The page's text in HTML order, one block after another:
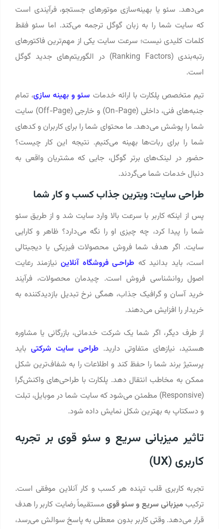
می‌دهد. سئو یا بهینه‌سازی موتورهای جستجو، فرآیندی است
که سایت شما را به زبان گوگل ترجمه می‌کند. اما سئو فقط
کلمات کلیدی نیست؛ سرعت سایت یکی از مهم‌ترین فاکتورهای
رتبه‌بندی (Ranking Factors) در الگوریتم‌های جدید گوگل
است.
تیم متخصص پلکارت با ارائه خدماتسئو و بهینه سازی، تمام
جنبه‌های فنی، داخلی (On-Page) و خارجی (Off-Page) سایت
شما را پوشش می‌دهد. ما محتوای شما را برای کاربران و کدهای
شما را برای ربات‌ها بهینه می‌کنیم. نتیجه این کار چیست؟
حضور در لینک‌های برتر گوگل، جایی که مشتریان واقعی به
دنبال خدمات شما می‌گردند.
طراحی سایت: ویترین جذاب کسب‌ و کار شما
پس از اینکه کاربر با سرعت بالا وارد سایت شد و از طریق سئو
شما را پیدا کرد، چه چیزی او را نگه می‌دارد؟ ظاهر و کارایی
سایت. اگر هدف شما فروش محصولات فیزیکی یا دیجیتالی
است، باید بدانید کهطراحـی فروشگاه آنلایننیازمند رعایت
اصول روانشناسی فروش است. چیدمان محصولات، فرآیند
خرید آسان و گرافیک جذاب، همگی نرخ تبدیل بازدیدکننده به
خریدار را افزایش می‌دهند.
از طرف دیگر، اگر شما یک شرکت خدماتی، بازرگانی یا مشاوره
هستید، نیازهای متفاوتی دارید.طراحی سایت شرکتیباید
پرستیژ برند شما را حفظ کند و اطلاعات را به شفاف‌ترین شکل
ممکن به مخاطب انتقال دهد. پلکارت با طراحی‌های واکنش‌گرا
(Responsive) مطمئن می‌شود که سایت شما در موبایل، تبلت
و دسکتاپ به بهترین شکل نمایش داده شود.
تاثیر میزبانی سریع و سئو قوی بر تجربه
کاربری (UX)
تجربه کاربری قلب تپنده هر کسب‌ و کار آنلاین موفقی است.
ترکیبمیزبانی سریع و سئو قویمستقیماً رضایت کاربر را هدف
قرار می‌دهد. وقتی کاربر بدون معطلی به پاسخ سوالش می‌رسد،